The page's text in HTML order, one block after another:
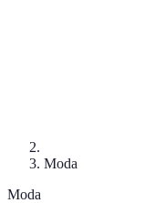
Moda
Moda